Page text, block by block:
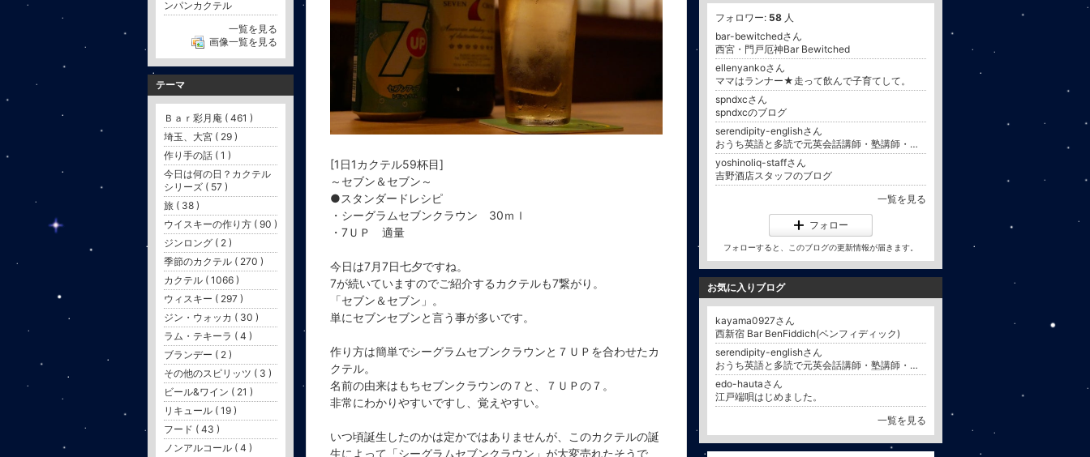
[1日1カクテル59杯目]
～セブン＆セブン～
●スタンダードレシピ
・シーグラムセブンクラウン 30ｍｌ
・7ＵＰ 適量
今日は7月7日七夕ですね。
7が続いていますのでご紹介するカクテルも7繋がり。
「セブン＆セブン」。
単にセブンセブンと言う事が多いです。
作り方は簡単でシーグラムセブンクラウンと７ＵＰを合わせたカ
クテル。
名前の由来はもちセブンクラウンの７と、７ＵＰの７。
非常にわかりやすいですし、覚えやすい。
いつ頃誕生したのかは定かではありませんが、このカクテルの誕
生によって「シーグラムセブンクラウン」が大変売れたそうで
フォロワー: 58 人
bar-bewitchedさん
西宮・門戸厄神Bar Bewitched
ellenyankoさん
ママはランナー★走って飲んで子育てして。
spndxcさん
spndxcのブログ
serendipity-englishさん
おうち英語と多読で元英会話講師・塾講師・高校教員が英語のできる子を育てる厚木市の英語教室♪〜Serendipity English〜
yoshinoliq-staffさん
吉野酒店スタッフのブログ
一覧を見る
フォロー
フォローすると、このブログの更新情報が届きます。
お気に入りブログ
kayama0927さん
西新宿 Bar BenFiddich(ベンフィディック)
serendipity-englishさん
おうち英語と多読で元英会話講師・塾講師・高校教員が英語のできる子を育てる厚木市の英語教室♪〜Serendipity English〜
edo-hautaさん
江戸端唄はじめました。
一覧を見る
ンパンカクテル
一覧を見る
画像一覧を見る
テーマ
Ｂａｒ彩月庵 ( 461 )
埼玉、大宮 ( 29 )
作り手の話 ( 1 )
今日は何の日？カクテル
シリーズ ( 57 )
旅 ( 38 )
ウイスキーの作り方 ( 90 )
ジンロング ( 2 )
季節のカクテル ( 270 )
カクテル ( 1066 )
ウィスキー ( 297 )
ジン・ウォッカ ( 30 )
ラム・テキーラ ( 4 )
ブランデー ( 2 )
その他のスピリッツ ( 3 )
ビール&ワイン ( 21 )
リキュール ( 19 )
フード ( 43 )
ノンアルコール ( 4 )